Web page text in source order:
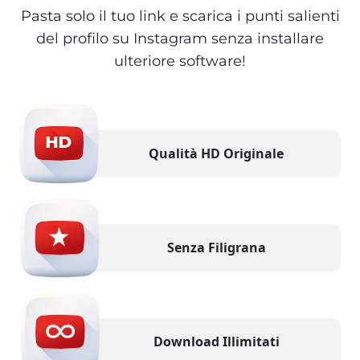
Pasta solo il tuo link e scarica i punti salienti
del profilo su Instagram senza installare
ulteriore software!
Qualità HD Originale
Senza Filigrana
Download Illimitati